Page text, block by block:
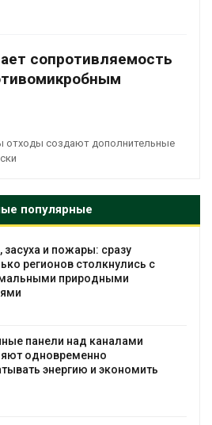
сопротивляемость
создают дополнительные
популярные
засуха и пожары: сразу
регионов столкнулись с
природными
панели над каналами
одновременно
энергию и экономить